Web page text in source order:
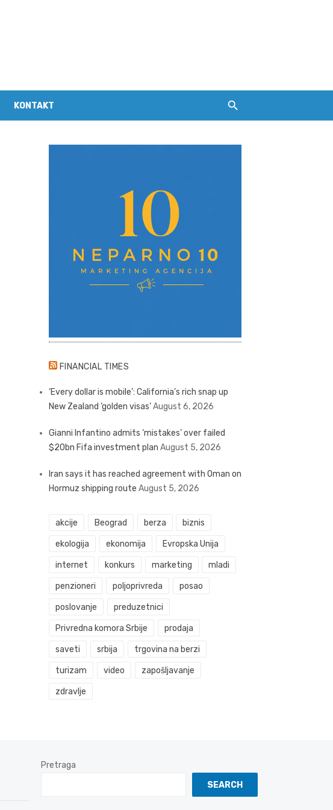
KONTAKT
FINANCIAL TIMES
‘Every dollar is mobile’: California’s rich snap up
New Zealand ‘golden visas’August 6, 2026
Gianni Infantino admits ‘mistakes’ over failed
$20bn Fifa investment plan August 5, 2026
Iran says it has reached agreement with Oman on
Hormuz shipping route August 5, 2026
akcije Beograd berza biznis
ekologija ekonomija Evropska Unija
internet konkurs marketing mladi
penzioneri poljoprivreda posao
poslovanje preduzetnici
Privredna komora Srbije prodaja
saveti srbija trgovina na berzi
turizam video zapošljavanje
zdravlje
Pretraga
SEARCH